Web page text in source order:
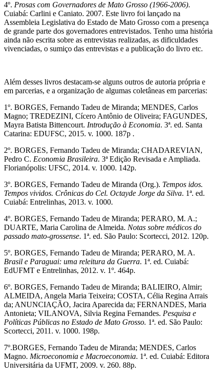
4º. Prosas com Governadores de Mato Grosso (1966-2006).
Cuiabá: Carlini e Caniato. 2007. Este livro foi lançado na
Assembleia Legislativa do Estado de Mato Grosso com a presença
de grande parte dos governadores entrevistados. Tenho uma história
ainda não escrita sobre as entrevistas realizadas, as dificuldades
vivenciadas, o sumiço das entrevistas e a publicação do livro etc.
Além desses livros destacam-se alguns outros de autoria própria e
em parcerias, e a organização de algumas coletâneas em parcerias:
1º. BORGES, Fernando Tadeu de Miranda; MENDES, Carlos
Magno; TREDEZINI, Cícero Antônio de Oliveira; FAGUNDES,
Mayra Batista Bittencourt. Introdução à Economia. 3ª. ed. Santa
Catarina: EDUFSC, 2015. v. 1000. 187p .
2º. BORGES, Fernando Tadeu de Miranda; CHADAREVIAN,
Pedro C. Economia Brasileira. 3ª Edição Revisada e Ampliada.
Florianópolis: UFSC, 2014. v. 1000. 142p.
3º. BORGES, Fernando Tadeu de Miranda (Org.). Tempos idos.
Tempos vividos. Crônicas do Cel. Octayde Jorge da Silva. 1ª. ed.
Cuiabá: Entrelinhas, 2013. v. 1000.
4º. BORGES, Fernando Tadeu de Miranda; PERARO, M. A.;
DUARTE, Maria Carolina de Almeida. Notas sobre médicos do
passado mato-grossense. 1ª. ed. São Paulo: Scortecci, 2012. 120p.
5º. BORGES, Fernando Tadeu de Miranda; PERARO, M. A.
Brasil e Paraguai: uma releitura da Guerra. 1ª. ed. Cuiabá:
EdUFMT e Entrelinhas, 2012. v. 1º. 464p.
6º. BORGES, Fernando Tadeu de Miranda; BALIEIRO, Almir;
ALMEIDA, Angela Maria Teixeira; COSTA, Célia Regina Arrais
da; ANUNCIAÇÃO, Jacira Aparecida da; FERNANDES, Maria
Antonieta; VILANOVA, Silvia Regina Fernandes. Pesquisa e
Políticas Públicas no Estado de Mato Grosso. 1ª. ed. São Paulo:
Scortecci, 2011. v. 1000. 198p.
7º.BORGES, Fernando Tadeu de Miranda; MENDES, Carlos
Magno. Microeconomia e Macroeconomia. 1ª. ed. Cuiabá: Editora
Universitária da UFMT, 2009. v. 260. 88p.